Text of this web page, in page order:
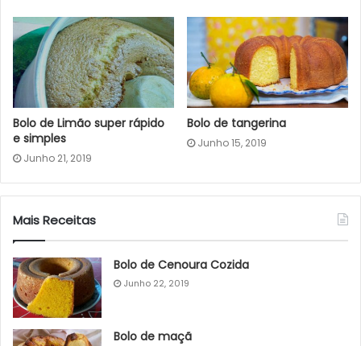
Bolo de Limão super rápido
e simples
Junho 21, 2019
Bolo de tangerina
Junho 15, 2019
Mais Receitas
Bolo de Cenoura Cozida
Junho 22, 2019
Bolo de maçã